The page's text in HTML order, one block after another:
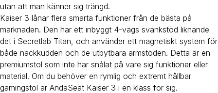
utan att man känner sig trängd.
Kaiser 3 lånar flera smarta funktioner från de bästa på
marknaden. Den har ett inbyggt 4-vägs svankstöd liknande
det i Secretlab Titan, och använder ett magnetiskt system för
både nackkudden och de utbytbara armstöden. Detta är en
premiumstol som inte har snålat på vare sig funktioner eller
material. Om du behöver en rymlig och extremt hållbar
gamingstol är AndaSeat Kaiser 3 i en klass för sig.